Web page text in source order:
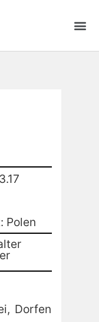
Polen
Dorfen